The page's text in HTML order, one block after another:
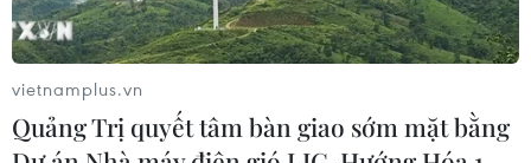
từ 3-6 tuần, chất lượng giáo dục cơ bản được đảm bảo.
vietnamplus.vn
Quảng Trị quyết tâm bàn giao sớm mặt bằng